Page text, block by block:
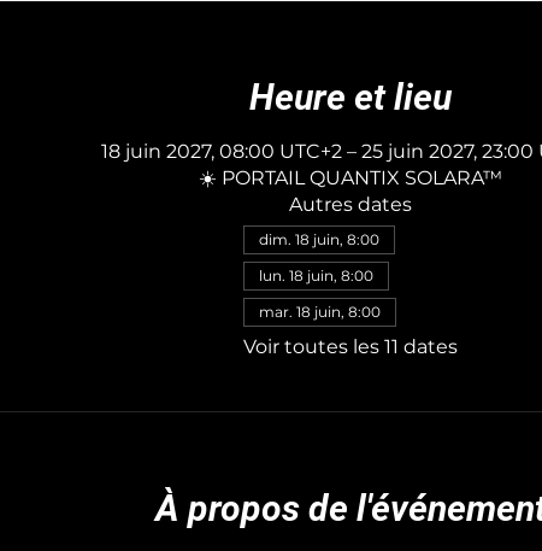
Heure et lieu
18 juin 2027, 08:00 UTC+2 – 25 juin 2027, 23:00
☀️ PORTAIL QUANTIX SOLARA™
Autres dates
dim. 18 juin, 8:00
lun. 18 juin, 8:00
mar. 18 juin, 8:00
Voir toutes les 11 dates
À propos de